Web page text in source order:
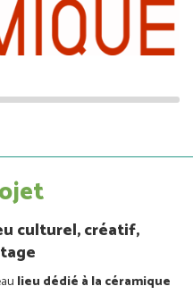
culturel, créatif,
lieu dédié à la céramique